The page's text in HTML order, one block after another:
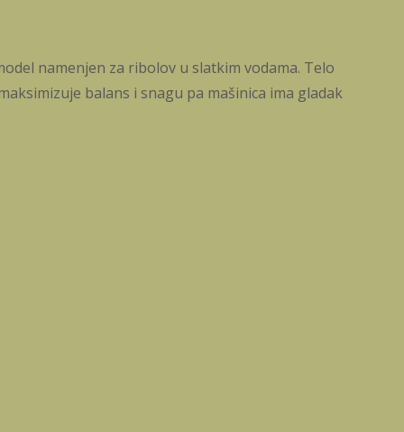
namenjen za ribolov u slatkim vodama. Telo
balans i snagu pa mašinica ima gladak